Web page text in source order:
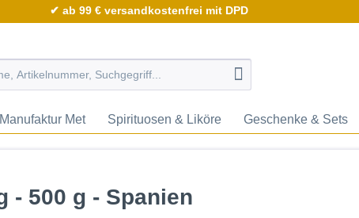
✔ ab 99 € versandkostenfrei mit DPD
Manufaktur Met Spirituosen & Liköre Geschenke & Sets
- 500 g - Spanien